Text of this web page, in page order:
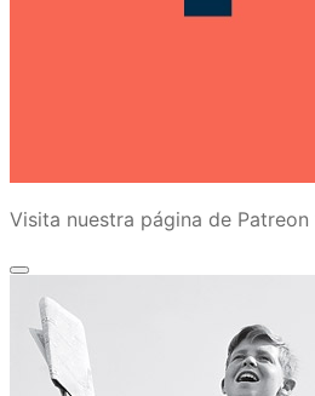
Visita nuestra página de